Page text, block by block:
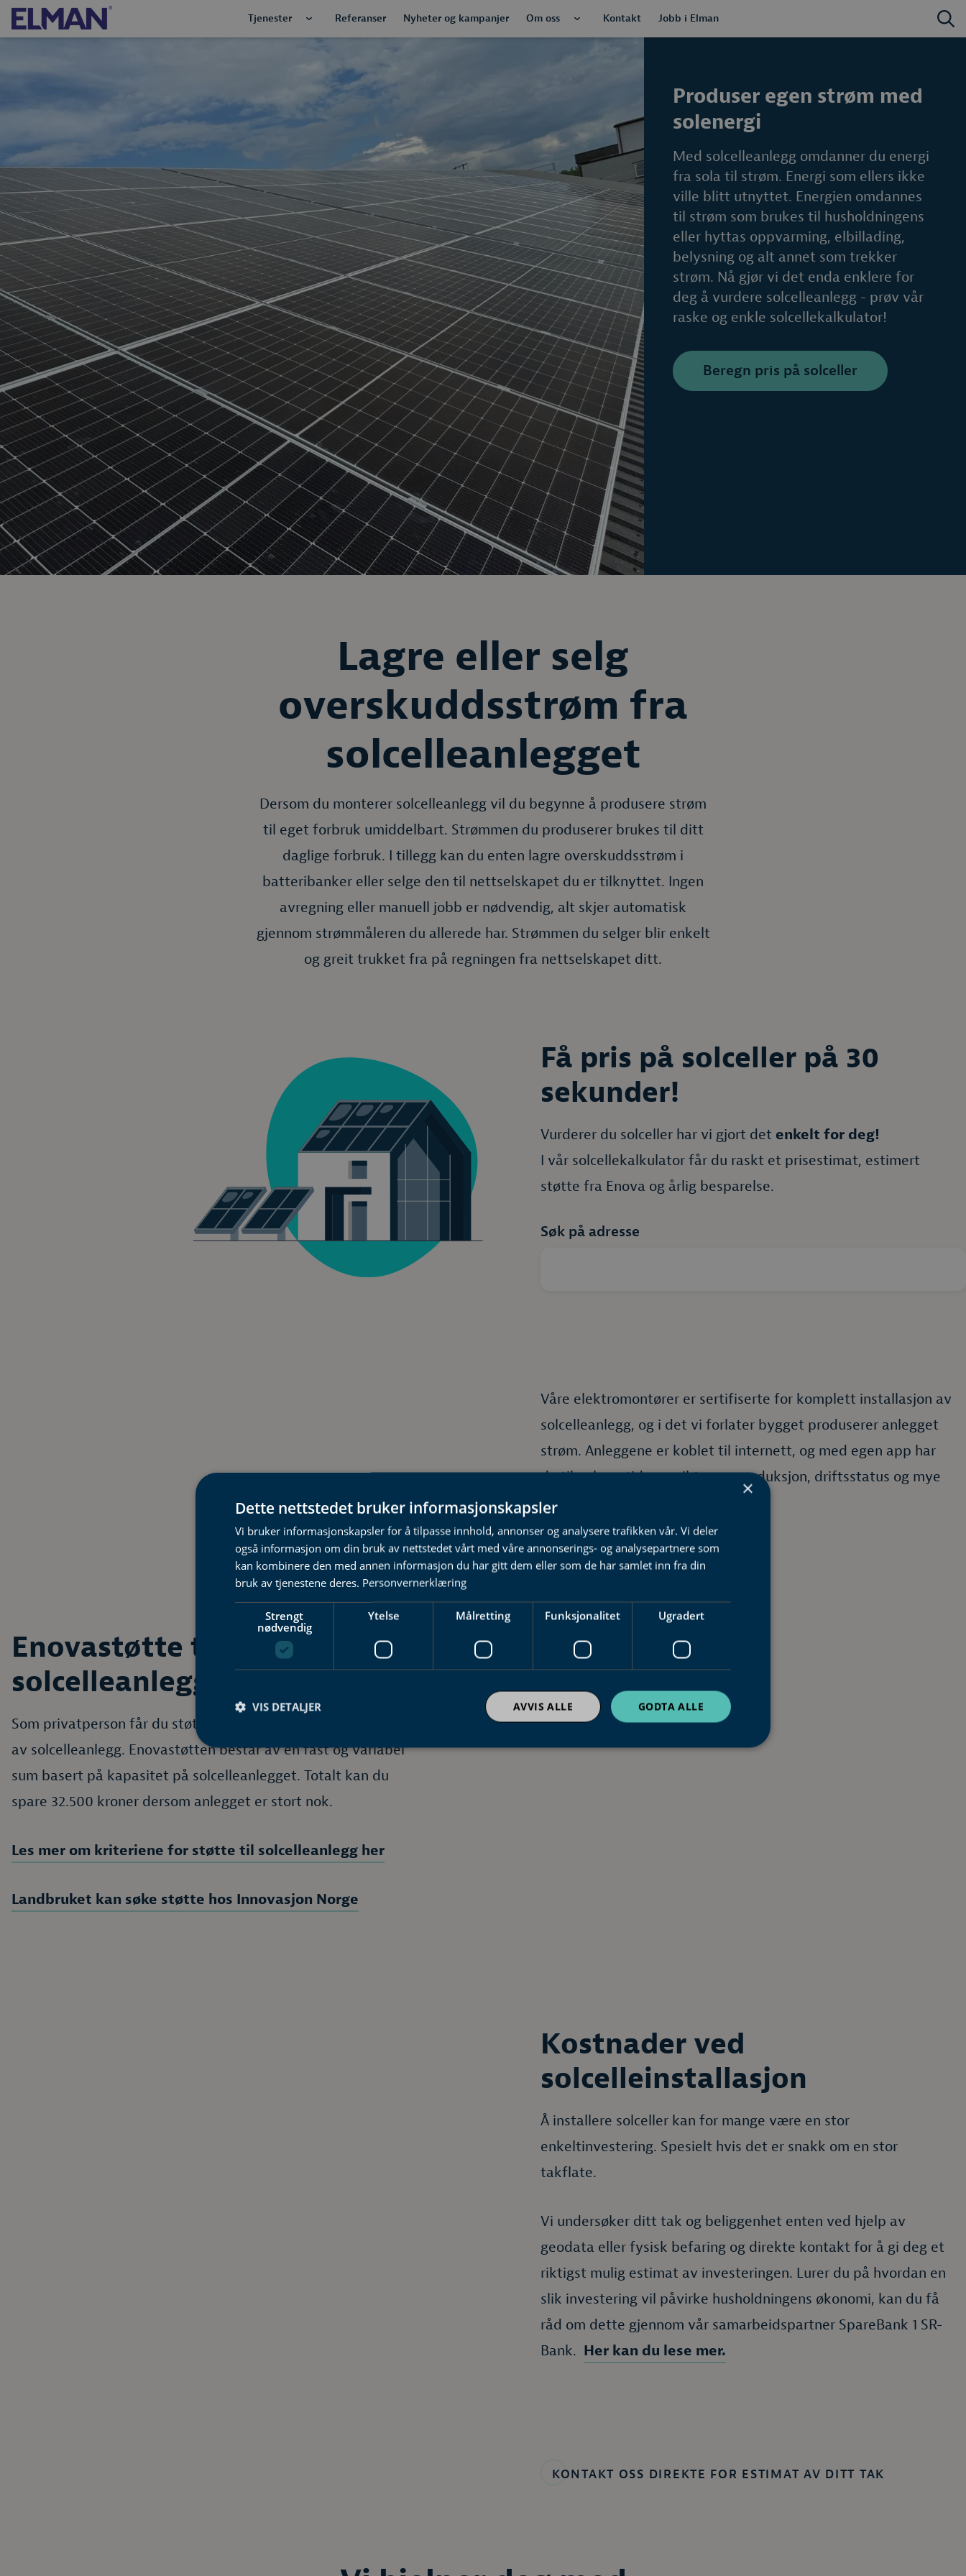
Tjenester Referanser Nyheter og kampanjer Om oss Kontakt Jobb i Elman
Produser egen strøm med
solenergi
Med solcelleanlegg omdanner du energi
fra sola til strøm. Energi som ellers ikke
ville blitt utnyttet. Energien omdannes
til strøm som brukes til husholdningens
eller hyttas oppvarming, elbillading,
belysning og alt annet som trekker
strøm. Nå gjør vi det enda enklere for
deg å vurdere solcelleanlegg - prøv vår
raske og enkle solcellekalkulator!
Beregn pris på solceller
Lagre eller selg
overskuddsstrøm fra
solcelleanlegget
Dersom du monterer solcelleanlegg vil du begynne å produsere strøm
til eget forbruk umiddelbart. Strømmen du produserer brukes til ditt
daglige forbruk. I tillegg kan du enten lagre overskuddsstrøm i
batteribanker eller selge den til nettselskapet du er tilknyttet. Ingen
avregning eller manuell jobb er nødvendig, alt skjer automatisk
gjennom strømmåleren du allerede har. Strømmen du selger blir enkelt
og greit trukket fra på regningen fra nettselskapet ditt.
Få pris på solceller på 30
sekunder!
Vurderer du solceller har vi gjort det enkelt for deg!
I vår solcellekalkulator får du raskt et prisestimat, estimert
støtte fra Enova og årlig besparelse.
Søk på adresse
Våre elektromontører er sertifiserte for komplett installasjon av
solcelleanlegg, og i det vi forlater bygget produserer anlegget
strøm. Anleggene er koblet til internett, og med egen app har
du til enhver tid oversikt over produksjon, driftsstatus og mye
mer.
Enovastøtte til
solcelleanlegg
Som privatperson får du støtte gjennom Enova for installasjon
av solcelleanlegg. Enovastøtten består av en fast og variabel
sum basert på kapasitet på solcelleanlegget. Totalt kan du
spare 32.500 kroner dersom anlegget er stort nok.
Les mer om kriteriene for støtte til solcelleanlegg her
Landbruket kan søke støtte hos Innovasjon Norge
Kostnader ved
solcelleinstallasjon
Å installere solceller kan for mange være en stor
enkeltinvestering. Spesielt hvis det er snakk om en stor
takflate.
Vi undersøker ditt tak og beliggenhet enten ved hjelp av
geodata eller fysisk befaring og direkte kontakt for å gi deg et
riktigst mulig estimat av investeringen. Lurer du på hvordan en
slik investering vil påvirke husholdningens økonomi, kan du få
råd om dette gjennom vår samarbeidspartner SpareBank 1 SR-
Bank. Her kan du lese mer.
KONTAKT OSS DIREKTE FOR ESTIMAT AV DITT TAK
×
Dette nettstedet bruker informasjonskapsler
Vi bruker informasjonskapsler for å tilpasse innhold, annonser og analysere trafikken vår. Vi deler
også informasjon om din bruk av nettstedet vårt med våre annonserings- og analysepartnere som
kan kombinere den med annen informasjon du har gitt dem eller som de har samlet inn fra din
bruk av tjenestene deres. Personvernerklæring
Strengt
nødvendig
Ytelse Målretting Funksjonalitet Ugradert
GODTA ALLE
AVVIS ALLE
VIS DETALJER